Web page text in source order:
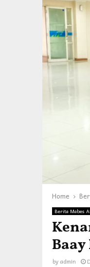
Home
Berita Mabes
by admin